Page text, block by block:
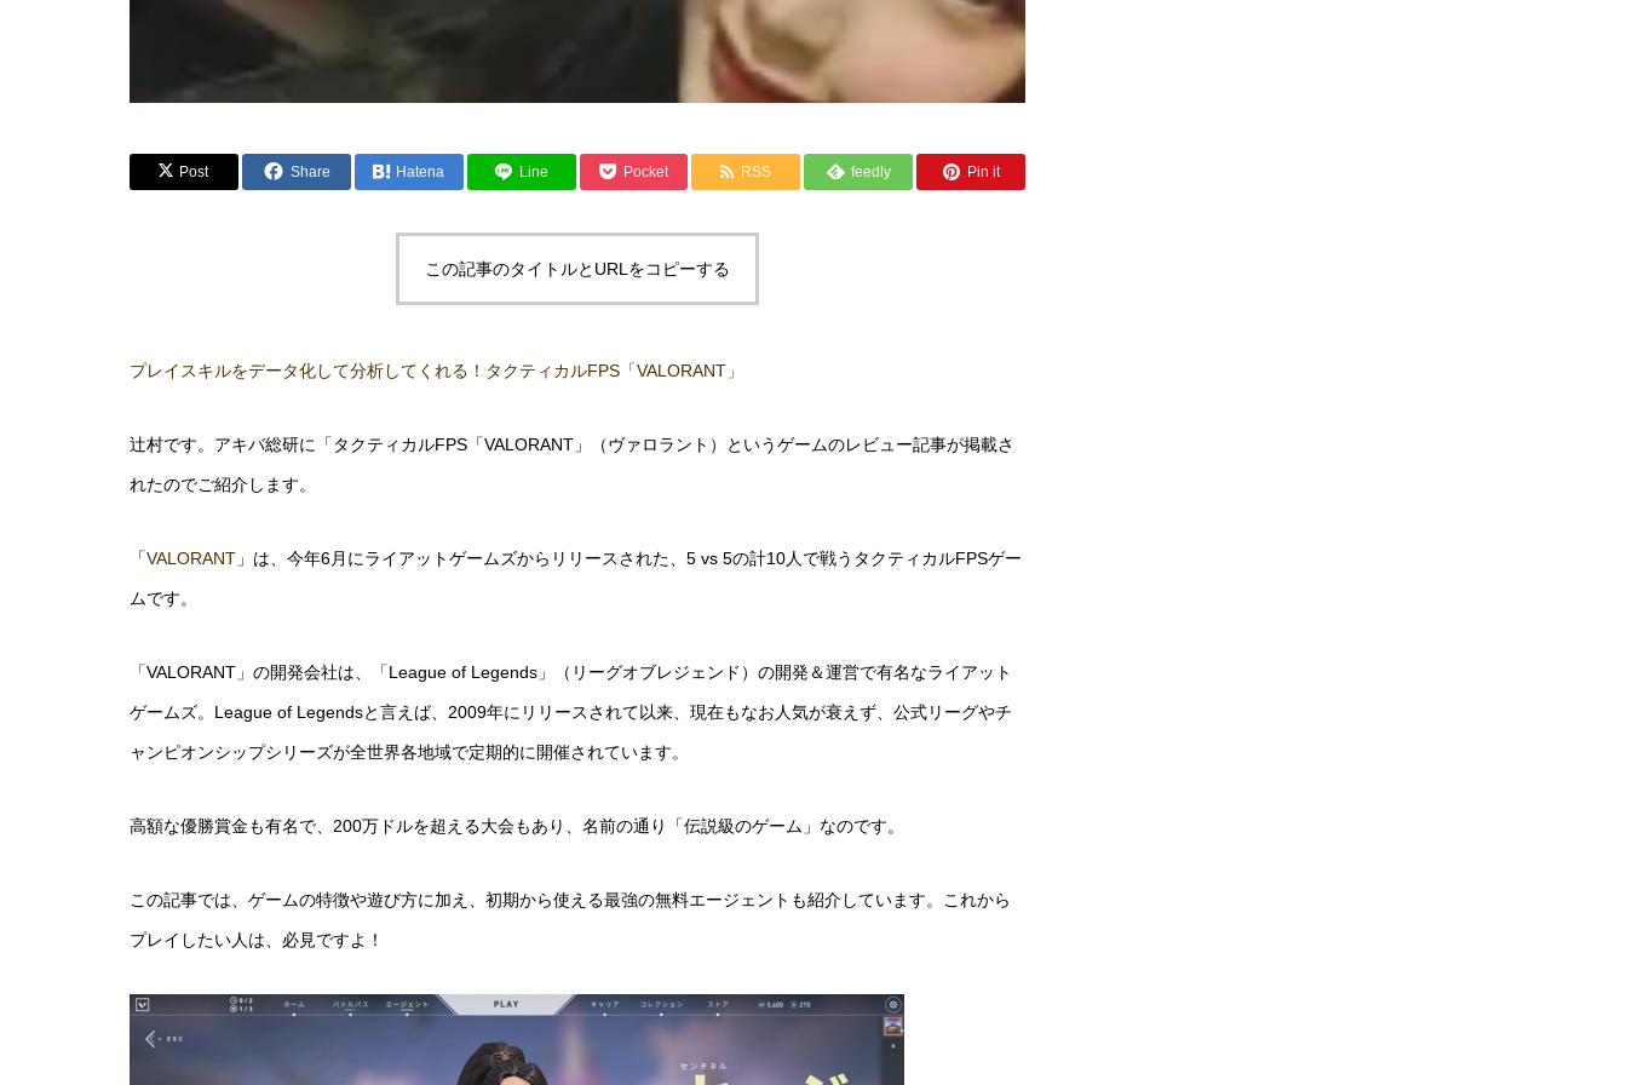
Post Share Hatena Line Pocket RSS feedly Pin it
この記事のタイトルとURLをコピーする
プレイスキルをデータ化して分析してくれる！タクティカルFPS「VALORANT」
辻村です。アキバ総研に「タクティカルFPS「VALORANT」（ヴァロラント）というゲームのレビュー記事が掲載さ
れたのでご紹介します。
「VALORANT 」は、今年6月にライアットゲームズからリリースされた、5 vs 5の計10人で戦うタクティカルFPSゲー
ムです。
「VALORANT」の開発会社は、「League of Legends」（リーグオブレジェンド）の開発＆運営で有名なライアット
ゲームズ。League of Legendsと言えば、2009年にリリースされて以来、現在もなお人気が衰えず、公式リーグやチ
ャンピオンシップシリーズが全世界各地域で定期的に開催されています。
高額な優勝賞金も有名で、200万ドルを超える大会もあり、名前の通り「伝説級のゲーム」なのです。
この記事では、ゲームの特徴や遊び方に加え、初期から使える最強の無料エージェントも紹介しています。これから
プレイしたい人は、必見ですよ！